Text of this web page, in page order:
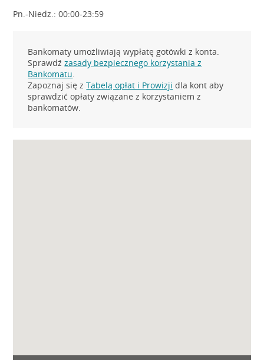
Pn.-Niedz.: 00:00-23:59
Bankomaty umożliwiają wypłatę gotówki z konta.
Sprawdźzasady bezpiecznego korzystania z
Bankomatu.
Zapoznaj się zTabelą opłat i Prowizji dla kont aby
sprawdzić opłaty związane z korzystaniem z
bankomatów.